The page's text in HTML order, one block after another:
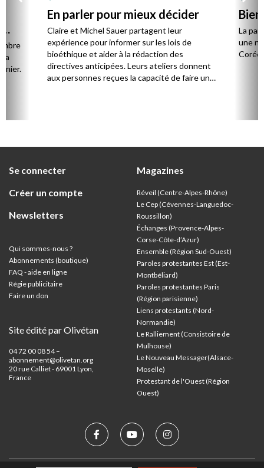
a
En parler pour mieux décider
Claire et Michel Sauer partagent leur
expérience pour informer sur les lois de
bioéthique et aider à la rédaction des
directives anticipées. Leurs ateliers donnent
aux personnes reçues la capacité de faire un
La
une
Corée
Se connecter
Créer un compte
Newsletters
Qui sommes-nous ?
Abonnements (boutique)
FAQ - aide en ligne
Régie publicitaire
Faire un don
Site édité par Olivétan
04 72 00 08 54 –
abonnement@olivetan.org
20 rue Calliet - 69001 Lyon,
France
Magazines
Réveil (Centre-Alpes-Rhône)
Le Cep (Cévennes-Languedoc-
Roussillon)
Échanges (Provence-Alpes-
Corse-Côte-d’Azur)
Ensemble (Région Sud-Ouest)
Paroles protestantes Est (Est-
Montbéliard)
Paroles protestantes Paris
(Région parisienne)
Liens protestants (Nord-
Normandie)
Le Ralliement (Consistoire de
Mulhouse)
Le Nouveau Messager(Alsace-
Moselle)
Protestant de l'Ouest (Région
Ouest)